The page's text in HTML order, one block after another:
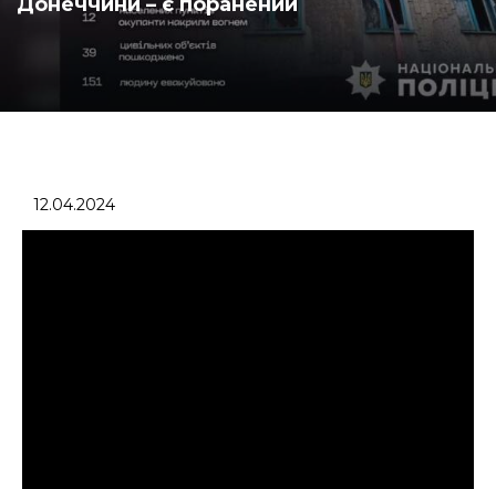
12.04.2024